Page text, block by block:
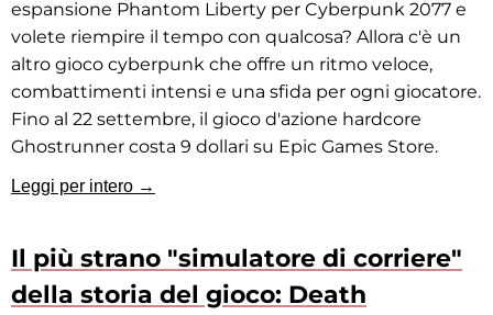
espansione Phantom Liberty per Cyberpunk 2077 e
volete riempire il tempo con qualcosa? Allora c'è un
altro gioco cyberpunk che offre un ritmo veloce,
combattimenti intensi e una sfida per ogni giocatore.
Fino al 22 settembre, il gioco d'azione hardcore
Ghostrunner costa 9 dollari su Epic Games Store.
Leggi per intero →
Il più strano "simulatore di corriere"
della storia del gioco: Death